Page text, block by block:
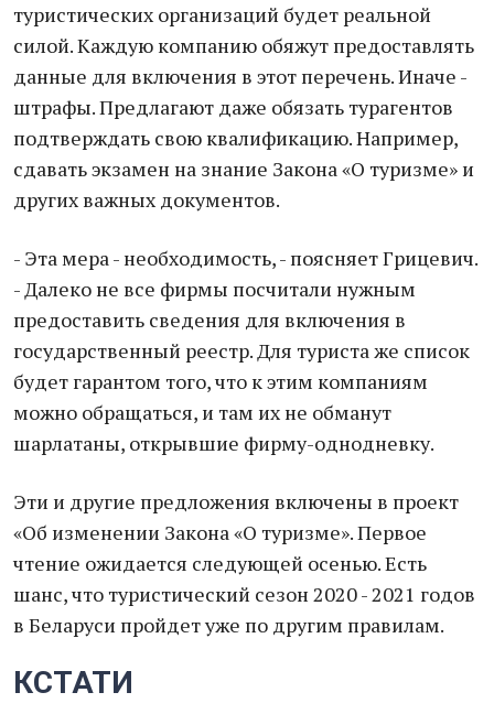
туристических организаций будет реальной
силой. Каждую компанию обяжут предоставлять
данные для включения в этот перечень. Иначе -
штрафы. Предлагают даже обязать турагентов
подтверждать свою квалификацию. Например,
сдавать экзамен на знание Закона «О туризме» и
других важных документов.
- Эта мера - необходимость, - поясняет Грицевич.
- Далеко не все фирмы посчитали нужным
предоставить сведения для включения в
государственный реестр. Для туриста же список
будет гарантом того, что к этим компаниям
можно обращаться, и там их не обманут
шарлатаны, открывшие фирму-однодневку.
Эти и другие предложения включены в проект
«Об изменении Закона «О туризме». Первое
чтение ожидается следующей осенью. Есть
шанс, что туристический сезон 2020 - 2021 годов
в Беларуси пройдет уже по другим правилам.
КСТАТИ